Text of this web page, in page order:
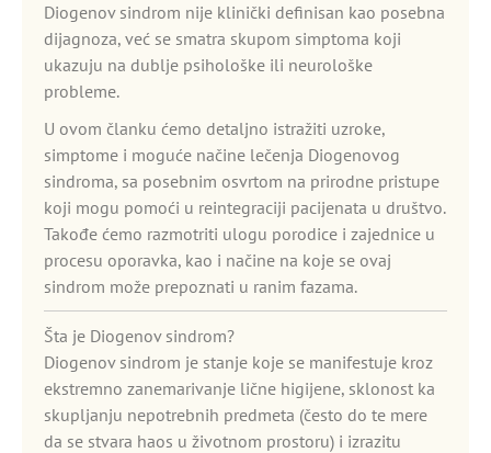
Diogenov sindrom nije klinički definisan kao posebna
dijagnoza, već se smatra skupom simptoma koji
ukazuju na dublje psihološke ili neurološke
probleme.
U ovom članku ćemo detaljno istražiti uzroke,
simptome i moguće načine lečenja Diogenovog
sindroma, sa posebnim osvrtom na prirodne pristupe
koji mogu pomoći u reintegraciji pacijenata u društvo.
Takođe ćemo razmotriti ulogu porodice i zajednice u
procesu oporavka, kao i načine na koje se ovaj
sindrom može prepoznati u ranim fazama.
Šta je Diogenov sindrom?
Diogenov sindrom je stanje koje se manifestuje kroz
ekstremno zanemarivanje lične higijene, sklonost ka
skupljanju nepotrebnih predmeta (često do te mere
da se stvara haos u životnom prostoru) i izrazitu